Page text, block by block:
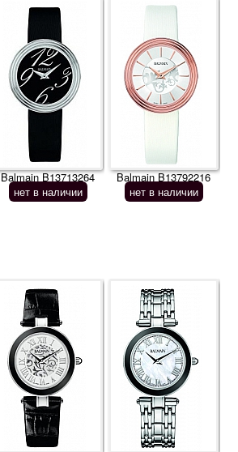
Balmain B13713264
нет в наличии
Balmain B13792216
нет в наличии